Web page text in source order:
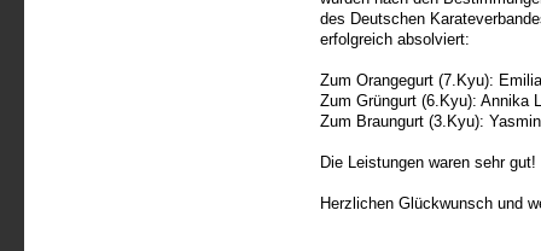
des Deutschen
erfolgreich absolviert:
Zum Orangegurt (7.Kyu):
Zum Grüngurt (6.Kyu): Annika
Zum Braungurt (3.Kyu):
Die Leistungen waren sehr gut!
Herzlichen Glückwunsch und